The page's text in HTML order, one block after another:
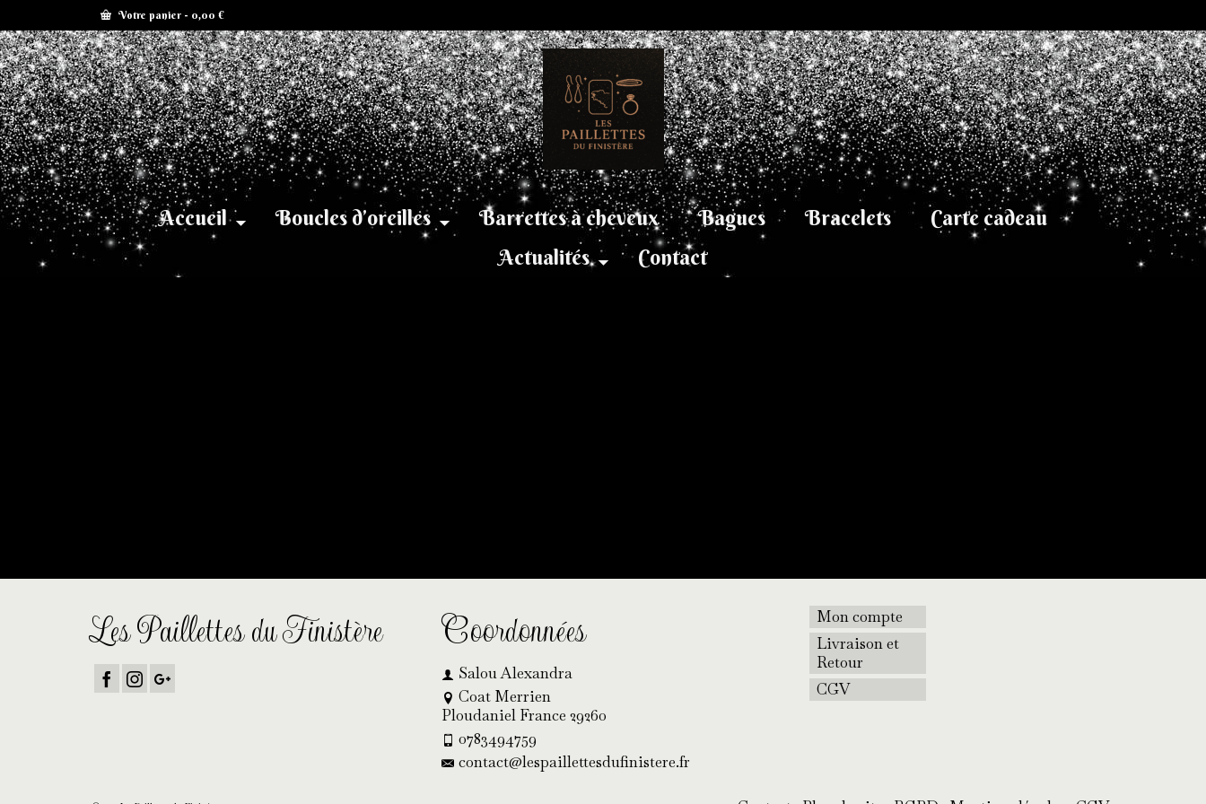
Votre panier - 0,00 €
Accueil Boucles d’oreilles Barrettes à cheveux Bagues Bracelets
Carte cadeau
Actualités
Contact
Les Paillettes du Finistère Coordonnées
Salou Alexandra
Coat Merrien
Ploudaniel France 29260
0783494759
contact@lespaillettesdufinistere.fr
Mon compte
Livraison et
Retour
CGV